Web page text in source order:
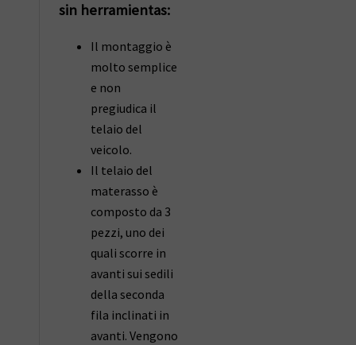
sin herramientas:
Il montaggio è
molto semplice
e non
pregiudica il
telaio del
veicolo.
Il telaio del
materasso è
composto da 3
pezzi, uno dei
quali scorre in
avanti sui sedili
della seconda
fila inclinati in
avanti. Vengono